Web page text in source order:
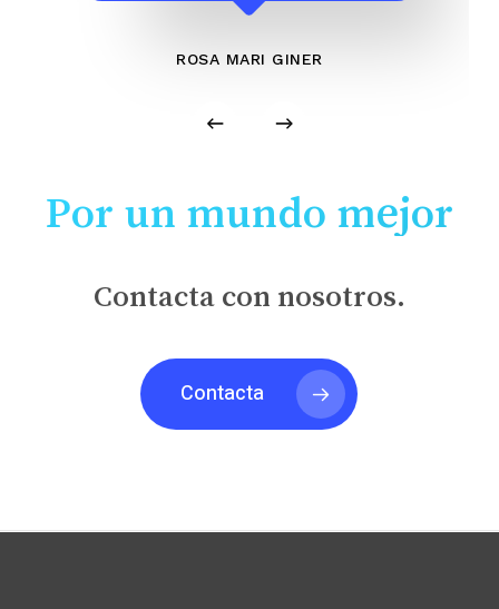
ROSA MARI GINER
Por un mundo mejor
Contacta con nosotros.
Contacta